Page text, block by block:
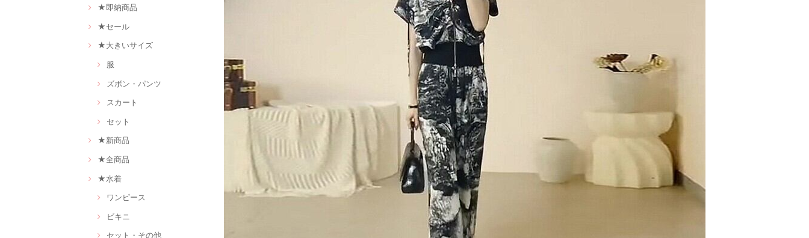
★即納商品
★セール
★大きいサイズ
服
ズボン・パンツ
スカート
セット
★新商品
★全商品
★水着
ワンピース
ビキニ
セット・その他